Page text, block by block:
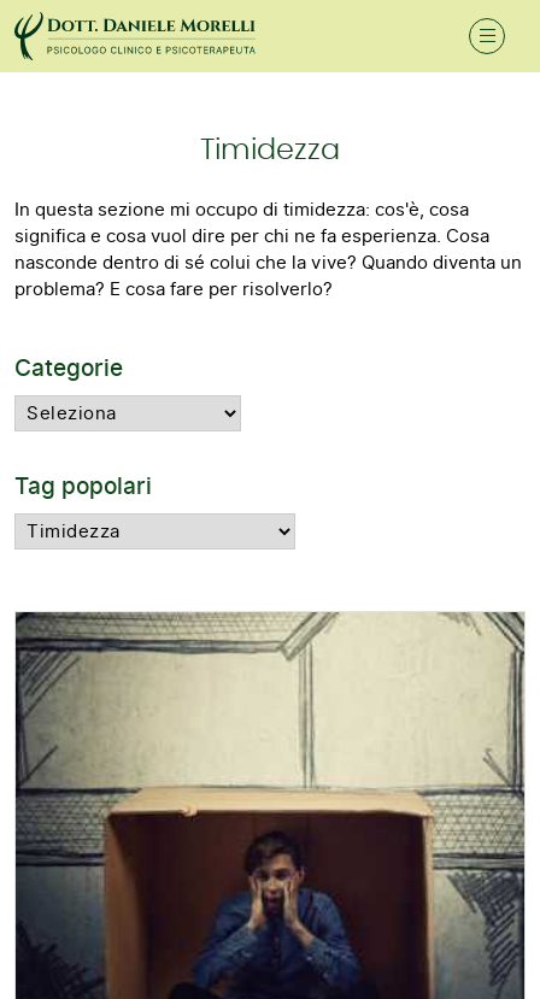
Timidezza
In questa sezione mi occupo di timidezza: cos'è, cosa
significa e cosa vuol dire per chi ne fa esperienza. Cosa
nasconde dentro di sé colui che la vive? Quando diventa un
problema? E cosa fare per risolverlo?
Categorie
Tag popolari